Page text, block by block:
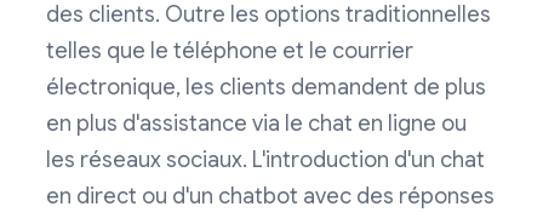
des clients. Outre les options traditionnelles
telles que le téléphone et le courrier
électronique, les clients demandent de plus
en plus d'assistance via le chat en ligne ou
les réseaux sociaux. L'introduction d'un chat
en direct ou d'un chatbot avec des réponses